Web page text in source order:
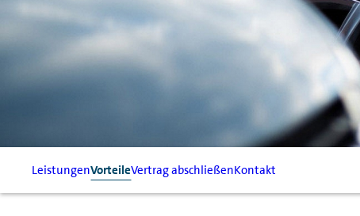
LeistungenVorteileVertrag abschließenKontakt